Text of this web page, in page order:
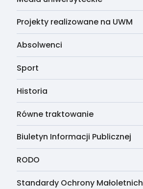
Projekty realizowane na UWM
Absolwenci
Sport
Historia
Równe traktowanie
Biuletyn Informacji Publicznej
RODO
Standardy Ochrony Małoletnich